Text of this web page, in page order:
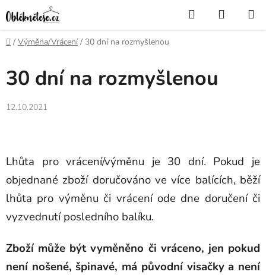
na
obsah
Hledat
KOŠÍK
Domů
/ Výměna/Vrácení / 30 dní na rozmyšlenou
30 dní na rozmyšlenou
12.10.2021
Lhůta pro vrácení/výměnu je 30 dní. Pokud je
objednané zboží doručováno ve více balících, běží
lhůta pro výměnu či vrácení ode dne doručení či
vyzvednutí posledního balíku.
Zboží může být vyměněno či vráceno, jen pokud
není nošené, špinavé, má původní visačky a není